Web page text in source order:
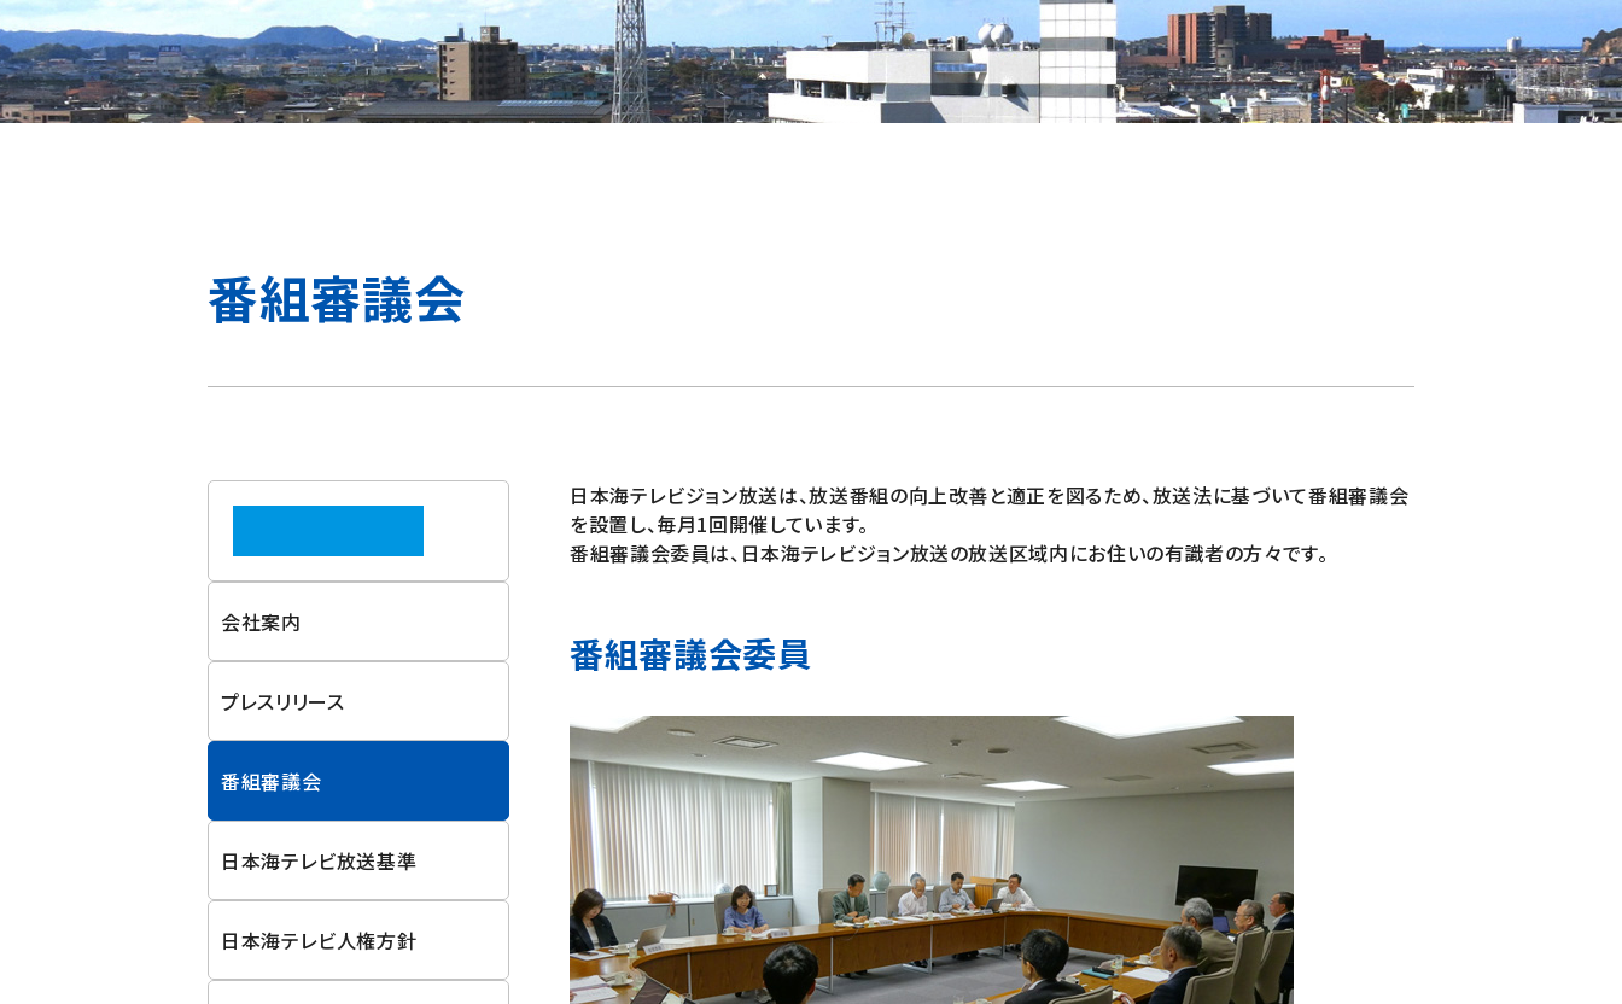
番組審議会
会社案内
プレスリリース
番組審議会
日本海テレビ放送基準
日本海テレビ人権方針
日本海テレビジョン放送は、放送番組の向上改善と適正を図るため、放送法に基づいて番組審議会
を設置し、毎月1回開催しています。
番組審議会委員は、日本海テレビジョン放送の放送区域内にお住いの有識者の方々です。
番組審議会委員